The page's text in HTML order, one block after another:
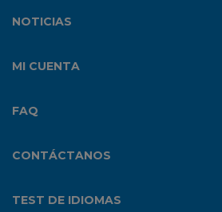
NOTICIAS
MI CUENTA
FAQ
CONTÁCTANOS
TEST DE IDIOMAS